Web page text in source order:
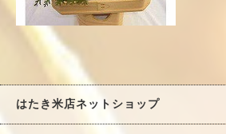
はたき米店ネットショップ